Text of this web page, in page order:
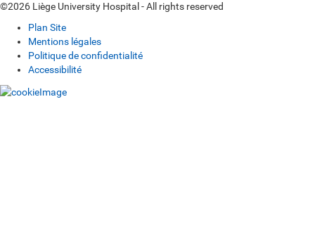
©2026 Liège University Hospital - All rights reserved
Plan Site
Mentions légales
Politique de confidentialité
Accessibilité